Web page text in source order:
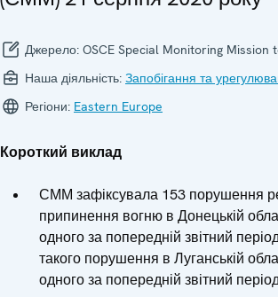
Джерело: OSCE Special Monitoring Mission
Наша діяльність: Запобігання та
Регіони: Eastern Europe
Короткий виклад
СММ зафіксувала 153 порушення
припинення вогню в Донецькій
одного за попередній звітний
такого порушення в Луганській
одного за попередній звітний